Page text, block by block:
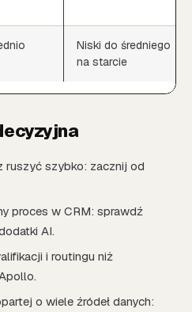
Niski do średniego
na starcie
ruszyć szybko: zacznij od
proces w CRM: sprawdź
AI.
i routingu niż
o wiele źródeł danych: